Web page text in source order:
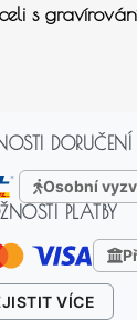
s
DORUČENÍ
Osobní
PLATBY
VÍCE